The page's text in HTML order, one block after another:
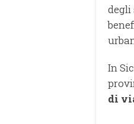
degli
In
di